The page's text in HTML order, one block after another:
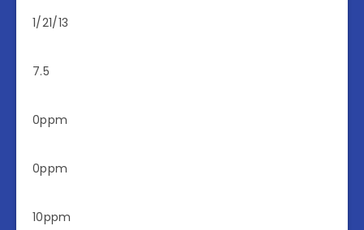
1/21/13
7.5
0ppm
0ppm
10ppm